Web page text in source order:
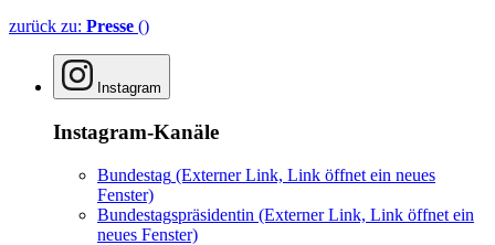
zurück zu: Presse ()
Instagram
Instagram-Kanäle
Bundestag (Externer Link, Link öffnet ein neues
Fenster)
Bundestagspräsidentin (Externer Link, Link öffnet ein
neues Fenster)